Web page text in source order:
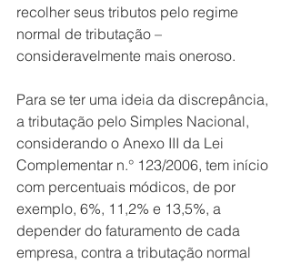
recolher seus tributos pelo regime
normal de tributação –
consideravelmente mais oneroso.
Para se ter uma ideia da discrepância,
a tributação pelo Simples Nacional,
considerando o Anexo III da Lei
Complementar n.° 123/2006, tem início
com percentuais módicos, de por
exemplo, 6%, 11,2% e 13,5%, a
depender do faturamento de cada
empresa, contra a tributação normal